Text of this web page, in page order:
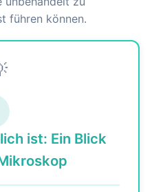
führen können.
ist: Ein Blick